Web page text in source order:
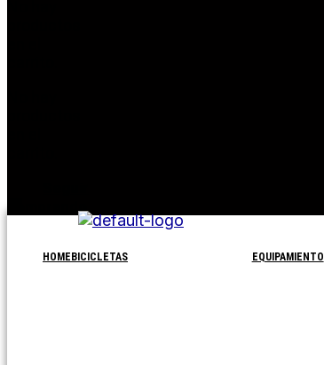
comprando
HOME BICICLETAS EQUIPAMIENTO